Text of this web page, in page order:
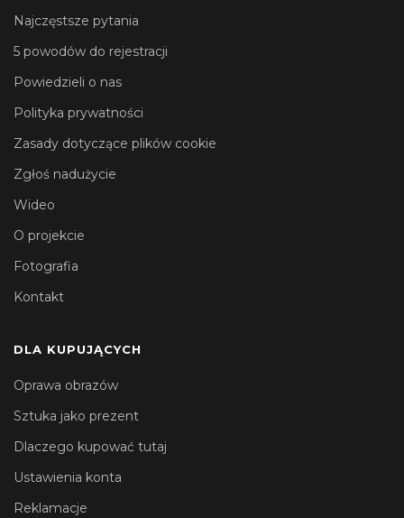
Najczęstsze pytania
5 powodów do rejestracji
Powiedzieli o nas
Polityka prywatności
Zasady dotyczące plików cookie
Zgłoś nadużycie
Wideo
O projekcie
Fotografia
Kontakt
DLA KUPUJĄCYCH
Oprawa obrazów
Sztuka jako prezent
Dlaczego kupować tutaj
Ustawienia konta
Reklamacje